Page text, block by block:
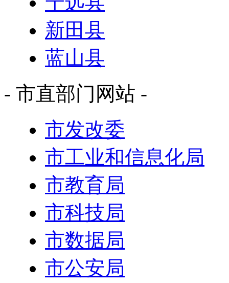
新田县
蓝山县
- 市直部门网站 -
市发改委
市工业和信息化局
市教育局
市科技局
市数据局
市公安局